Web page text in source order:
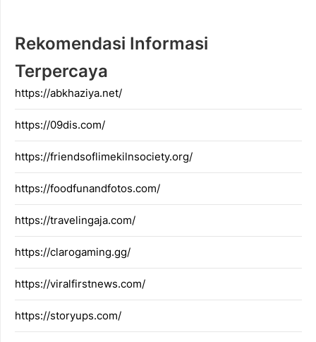
Rekomendasi Informasi
Terpercaya
https://abkhaziya.net/
https://09dis.com/
https://friendsoflimekilnsociety.org/
https://foodfunandfotos.com/
https://travelingaja.com/
https://clarogaming.gg/
https://viralfirstnews.com/
https://storyups.com/